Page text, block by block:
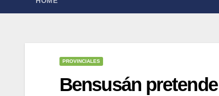
PROVINCIALES
Bensusán